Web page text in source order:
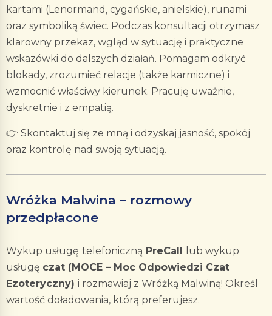
kartami (Lenormand, cygańskie, anielskie), runami
oraz symboliką świec. Podczas konsultacji otrzymasz
klarowny przekaz, wgląd w sytuację i praktyczne
wskazówki do dalszych działań. Pomagam odkryć
blokady, zrozumieć relacje (także karmiczne) i
wzmocnić właściwy kierunek. Pracuję uważnie,
dyskretnie i z empatią.
👉 Skontaktuj się ze mną i odzyskaj jasność, spokój
oraz kontrolę nad swoją sytuacją.
Wróżka Malwina – rozmowy
przedpłacone
Wykup usługę telefoniczną PreCall
lub wykup
usługę czat (MOCE – Moc Odpowiedzi Czat
Ezoteryczny) i rozmawiaj z Wróżką Malwiną! Określ
wartość doładowania, którą preferujesz.